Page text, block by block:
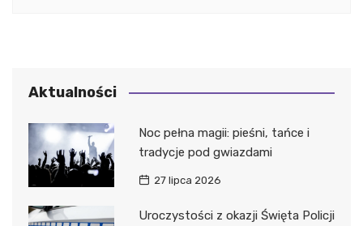
Aktualności
Noc pełna magii: pieśni, tańce i
tradycje pod gwiazdami
27 lipca 2026
Uroczystości z okazji Święta Policji